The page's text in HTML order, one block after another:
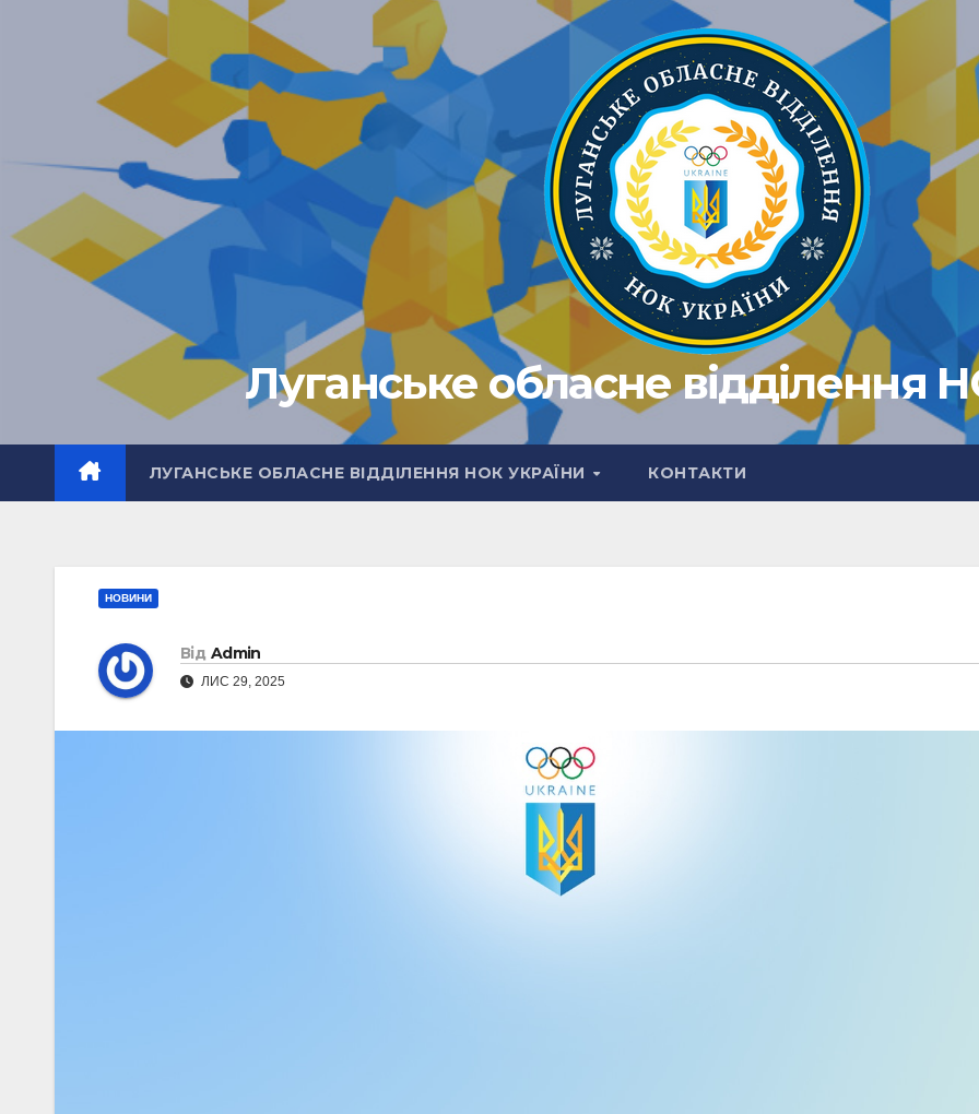
Луганське обласне відділення
ЛУГАНСЬКЕ ОБЛАСНЕ ВІДДІЛЕННЯ НОК УКРАЇНИ КОНТАКТИ
НОВИНИ
Від Admin
ЛИС 29, 2025